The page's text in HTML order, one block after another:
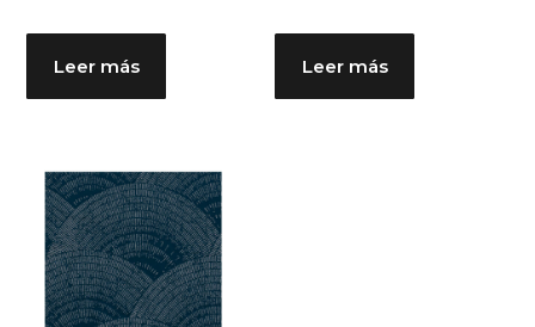
Leer más Leer más